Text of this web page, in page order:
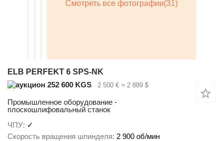
ELB PERFEKT 6 SPS-NK
252 600 KGS
2 500 € ≈ 2 889 $
Промышленное оборудование -
плоскошлифовальный станок
ЧПУ ✓
Скорость вращения шпинделя 2 900 об/мин